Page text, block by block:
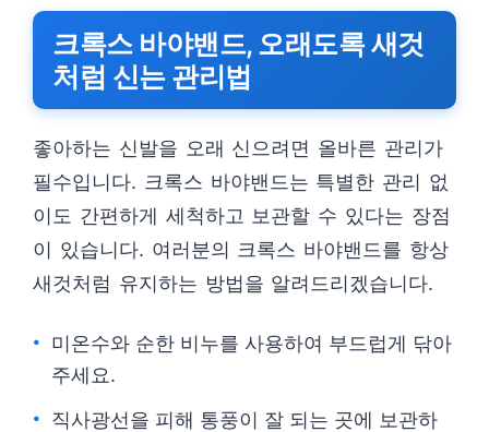
크록스 바야밴드, 오래도록 새것
처럼 신는 관리법
좋아하는 신발을 오래 신으려면 올바른 관리가
필수입니다. 크록스 바야밴드는 특별한 관리 없
이도 간편하게 세척하고 보관할 수 있다는 장점
이 있습니다. 여러분의 크록스 바야밴드를 항상
새것처럼 유지하는 방법을 알려드리겠습니다.
미온수와 순한 비누를 사용하여 부드럽게 닦아
주세요.
직사광선을 피해 통풍이 잘 되는 곳에 보관하